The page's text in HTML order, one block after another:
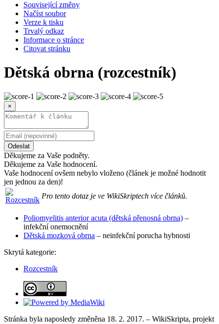
Související změny
Načíst soubor
Verze k tisku
Trvalý odkaz
Informace o stránce
Citovat stránku
Dětská obrna (rozcestník)
×
Odeslat
Děkujeme za Vaše podněty.
Děkujeme za Vaše hodnocení.
Vaše hodnocení ovšem nebylo vloženo (článek je možné hodnotit
jen jednou za den)!
Pro tento dotaz je ve WikiSkriptech více článků.
Poliomyelitis anterior acuta (dětská přenosná obrna) –
infekční onemocnění
Dětská mozková obrna – neinfekční porucha hybnosti
Skrytá kategorie:
Rozcestník
Stránka byla naposledy změněna 18. 2. 2017. – WikiSkripta, projekt